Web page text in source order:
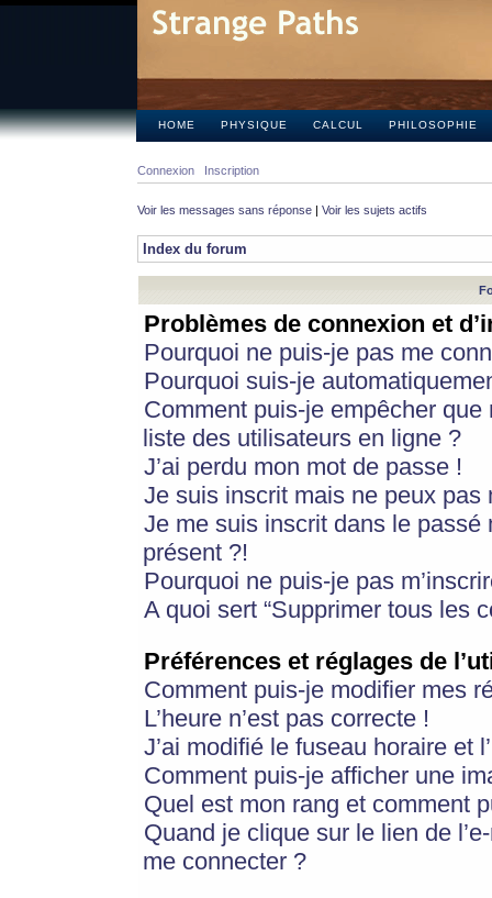
HOME PHYSIQUE CALCUL PHILOSOPHIE
Connexion Inscription
Voir les messages sans réponse | Voir les sujets actifs
Index du forum
Problèmes de connexion et
Pourquoi ne puis-je pas me
Pourquoi suis-je
Comment puis-je empêcher
liste des utilisateurs en ligne ?
J’ai perdu mon mot de passe !
Je suis inscrit mais ne peux pas
Je me suis inscrit dans le
présent ?!
Pourquoi ne puis-je pas
A quoi sert “Supprimer tous les
Préférences et réglages de
Comment puis-je modifier mes
L’heure n’est pas correcte !
J’ai modifié le fuseau horaire et
Comment puis-je afficher une
Quel est mon rang et comment
Quand je clique sur le lien de
me connecter ?